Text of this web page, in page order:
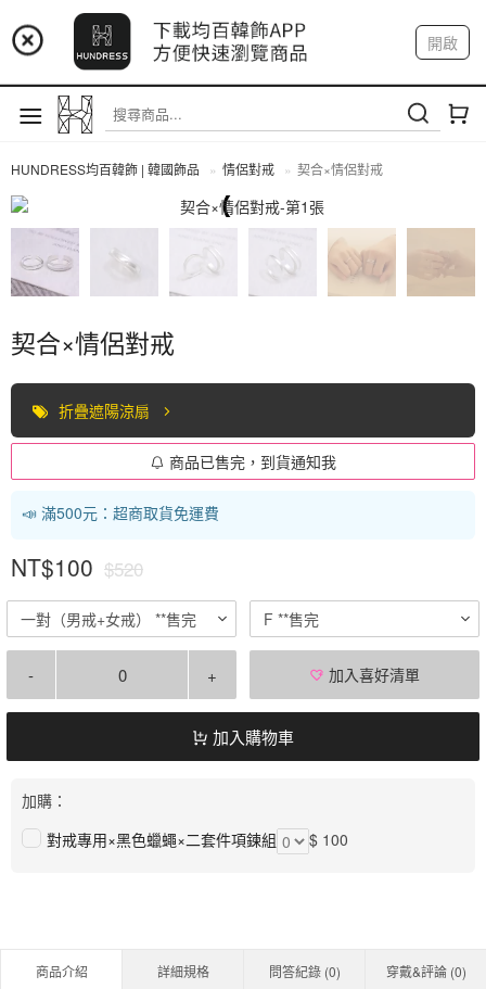
📢 市集預告：9/4-9/6 淡水捷運站
📢 市集預告：9/12-9/13 八里海巡基地
📢 市集預告：8/22-8/23 桃園青埔置地廣場
開啟
註冊 我的帳戶
HUNDRESS均百韓飾 | 韓國飾品 情侶對戒 契合×情侶對戒
契合×情侶對戒
折疊遮陽涼扇
商品已售完，到貨通知我
📣 滿500元：超商取貨免運費
NT$100 $520
一對（男戒+女戒） **售完 F **售完
- + 加入喜好清單
加入購物車
加購：
對戒專用×黑色蠟蠅×二套件項鍊組
$ 100
商品介紹 詳細規格 問答紀錄 (0) 穿戴&評論 (0)